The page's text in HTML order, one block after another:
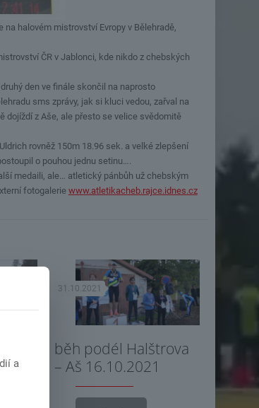
halovém mistrovství Evropy v Bělehradě,
ČR v Jablonci, kde nikdo z chebských
den ve finále skončil na naprosto
sms zprávy, jak si kluci vedou, zařval na
dojíždí z Aše, ale přesto se velice svědomitě
rovněž 150m 18.96 sek. a velké zlepšení
o pouhou jednu setinu….
medaili, ale… atletický pánbůh už chebským
fotogalerie www.atletikacheb.rajce.idnes.cz
31.10.2021
běh podél Halštrova
– Aš 16.10.2021
a